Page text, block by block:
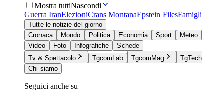
Mostra tuttiNascondi
Guerra IranElezioniCrans MontanaEpstein Files
Tutte le notizie del giorno
Cronaca
Mondo Politica Economia Sport
Meteo
Video
Foto Infografiche
Schede
Tv & Spettacolo
TgcomLab TgcomMag TgTech
Chi siamo
Seguici anche su